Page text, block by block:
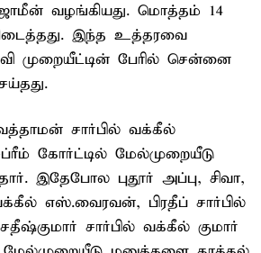
வழங்கியது. மொத்தம் 14
இந்த உத்தரவை
முறையீட்டின் பேரில் சென்னை
சார்பில் வக்கீல்
கோர்ட்டில் மேல்முறையீடு
இதேபோல புதூர் அப்பு, சிவா,
எஸ்.வைரவன், பிரதீப் சார்பில்
சார்பில் வக்கீல் குமார்